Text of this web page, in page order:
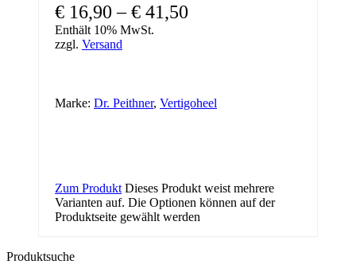
€ 16,90 –€ 41,50
Enthält 10% MwSt.
zzgl. Versand
Marke: Dr. Peithner, Vertigoheel
Zum Produkt Dieses Produkt weist mehrere
Varianten auf. Die Optionen können auf der
Produktseite gewählt werden
Produktsuche